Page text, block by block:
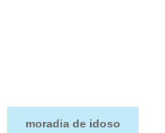
moradia de idoso